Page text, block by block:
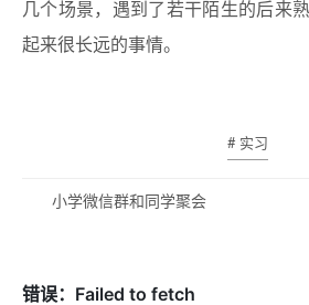
几个场景，遇到了若干陌生的后来
起来很长远的事情。
# 实习
小学微信群和同学聚会